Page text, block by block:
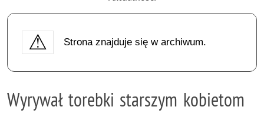
Strona znajduje się w archiwum.
Wyrywał torebki starszym kobietom